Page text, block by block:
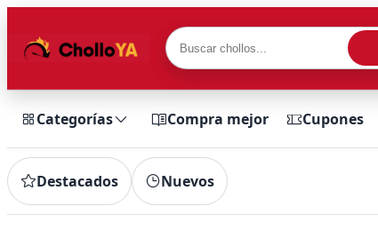
Categorías Compra mejor Cupones
Destacados Nuevos